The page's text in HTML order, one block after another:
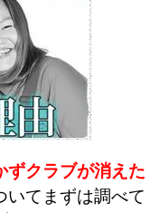
ずクラブが消えた
いてまずは調べて